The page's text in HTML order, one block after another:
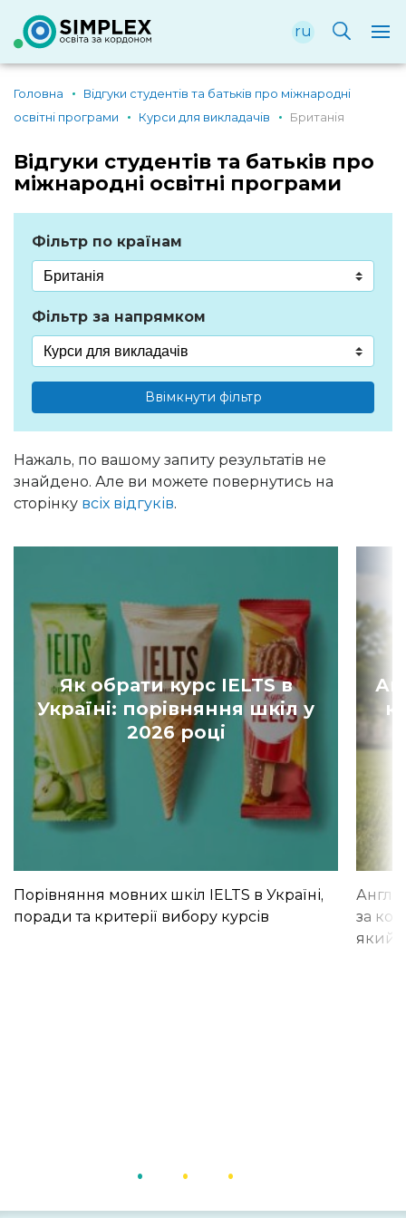
ru
Головна
Відгуки студентів та батьків про міжнародні
освітні програми
Курси для викладачів Британія
Відгуки студентів та батьків про
міжнародні освітні програми
Фільтр по країнам
Фільтр за напрямком
Ввімкнути фільтр
Нажаль, по вашому запиту результатів не
знайдено. Але ви можете повернутись на
сторінку всіх відгуків.
Як обрати курс IELTS в
Україні: порівняння шкіл у
2026 році
Порівняння мовних шкіл IELTS в Україні,
поради та критерії вибору курсів
за
який